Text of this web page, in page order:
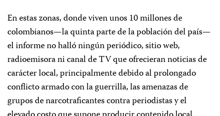
En estas zonas, donde viven unos 10 millones de
colombianos—la quinta parte de la población del país—
el informe no halló ningún periódico, sitio web,
radioemisora ni canal de TV que ofrecieran noticias de
carácter local, principalmente debido al prolongado
conflicto armado con la guerrilla, las amenazas de
grupos de narcotraficantes contra periodistas y el